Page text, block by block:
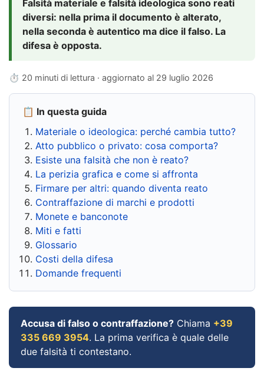
Falsità materiale e falsità ideologica sono reati
diversi: nella prima il documento è alterato,
nella seconda è autentico ma dice il falso. La
difesa è opposta.
⏱ 20 minuti di lettura · aggiornato al 29 luglio 2026
📋 In questa guida
Materiale o ideologica: perché cambia tutto?
Atto pubblico o privato: cosa comporta?
Esiste una falsità che non è reato?
La perizia grafica e come si affronta
Firmare per altri: quando diventa reato
Contraffazione di marchi e prodotti
Monete e banconote
Miti e fatti
Glossario
Costi della difesa
Domande frequenti
Accusa di falso o contraffazione? Chiama +39
335 669 3954. La prima verifica è quale delle
due falsità ti contestano.